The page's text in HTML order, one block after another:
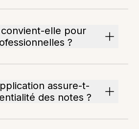
elle pour
?
assure-t-
des notes ?